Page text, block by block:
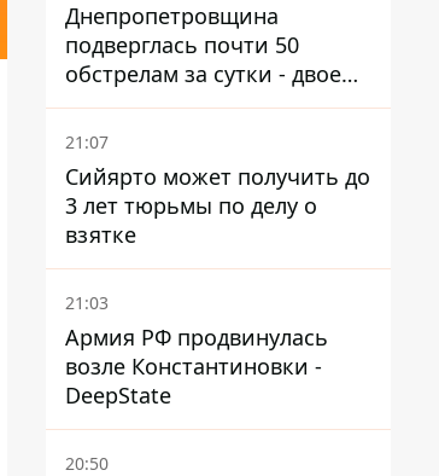
Днепропетровщина
подверглась почти 50
обстрелам за сутки - двое
погибших, шесть
пострадавших
21:07
Сийярто может получить до
3 лет тюрьмы по делу о
взятке
21:03
Армия РФ продвинулась
возле Константиновки -
DeepState
20:50